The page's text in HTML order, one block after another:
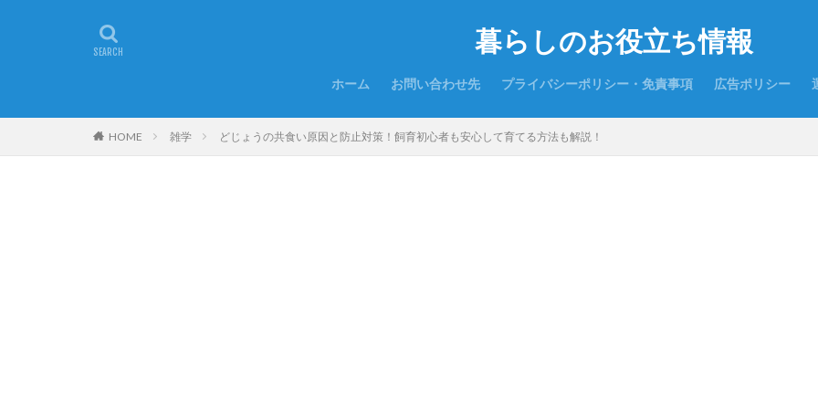
暮らしのお役立ち情報
ホーム お問い合わせ先 プライバシーポリシー・免責事項 広告ポリシー
HOME 雑学 どじょうの共食い原因と防止対策！飼育初心者も安心して育てる方法も解説！